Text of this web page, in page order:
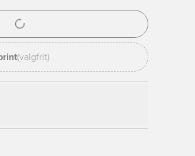
tilmelde dig som medlem
(valgfrit)